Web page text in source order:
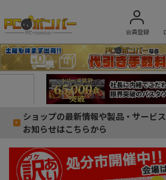
会員登録
ショップの最新情報や製品・サービ
お知らせはこちらから